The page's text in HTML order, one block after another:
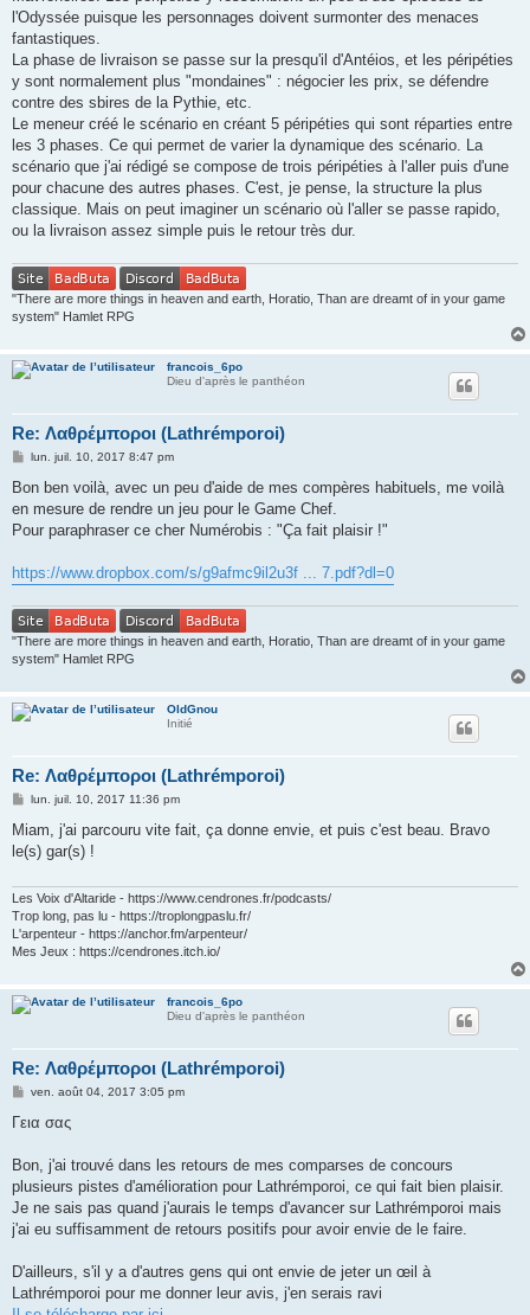
l'Odyssée puisque les personnages doivent surmonter des menaces
fantastiques.
La phase de livraison se passe sur la presqu'il d'Antéios, et les péripéties
y sont normalement plus "mondaines" : négocier les prix, se défendre
contre des sbires de la Pythie, etc.
Le meneur créé le scénario en créant 5 péripéties qui sont réparties entre
les 3 phases. Ce qui permet de varier la dynamique des scénario. La
scénario que j'ai rédigé se compose de trois péripéties à l'aller puis d'une
pour chacune des autres phases. C'est, je pense, la structure la plus
classique. Mais on peut imaginer un scénario où l'aller se passe rapido,
ou la livraison assez simple puis le retour très dur.
"There are more things in heaven and earth, Horatio, Than are dreamt of in your game
system" Hamlet RPG
francois_6po
Dieu d'après le panthéon
Re: Λαθρέμποροι (Lathrémporoi)
M
s
a
g
lun. juil. 10, 2017 8:47 pm
Bon ben voilà, avec un peu d'aide de mes compères habituels, me voilà
en mesure de rendre un jeu pour le Game Chef.
Pour paraphraser ce cher Numérobis : "Ça fait plaisir !"
https://www.dropbox.com/s/g9afmc9il2u3f ... 7.pdf?dl=0
"There are more things in heaven and earth, Horatio, Than are dreamt of in your game
system" Hamlet RPG
OldGnou
Initié
Re: Λαθρέμποροι (Lathrémporoi)
M
s
a
lun. juil. 10, 2017 11:36 pm
Miam, j'ai parcouru vite fait, ça donne envie, et puis c'est beau. Bravo
le(s) gar(s) !
Les Voix d'Altaride - https://www.cendrones.fr/podcasts/
Trop long, pas lu - https://troplongpaslu.fr/
L'arpenteur - https://anchor.fm/arpenteur/
Mes Jeux : https://cendrones.itch.io/
francois_6po
Dieu d'après le panthéon
Re: Λαθρέμποροι (Lathrémporoi)
M
s
g
ven. août 04, 2017 3:05 pm
Γεια σας
Bon, j'ai trouvé dans les retours de mes comparses de concours
plusieurs pistes d'amélioration pour Lathrémporoi, ce qui fait bien plaisir.
Je ne sais pas quand j'aurais le temps d'avancer sur Lathrémporoi mais
j'ai eu suffisamment de retours positifs pour avoir envie de le faire.
D'ailleurs, s'il y a d'autres gens qui ont envie de jeter un œil à
Lathrémporoi pour me donner leur avis, j'en serais ravi